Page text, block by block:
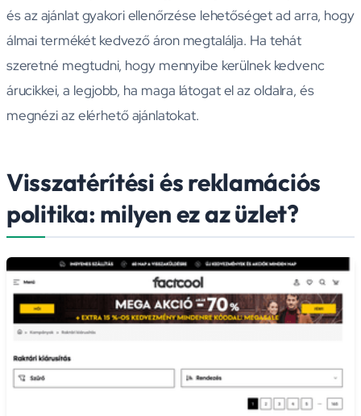
és az ajánlat gyakori ellenőrzése lehetőséget ad arra, hogy
álmai termékét kedvező áron megtalálja. Ha tehát
szeretné megtudni, hogy mennyibe kerülnek kedvenc
árucikkei, a legjobb, ha maga látogat el az oldalra, és
megnézi az elérhető ajánlatokat.
Visszatérítési és reklamációs
politika: milyen ez az üzlet?